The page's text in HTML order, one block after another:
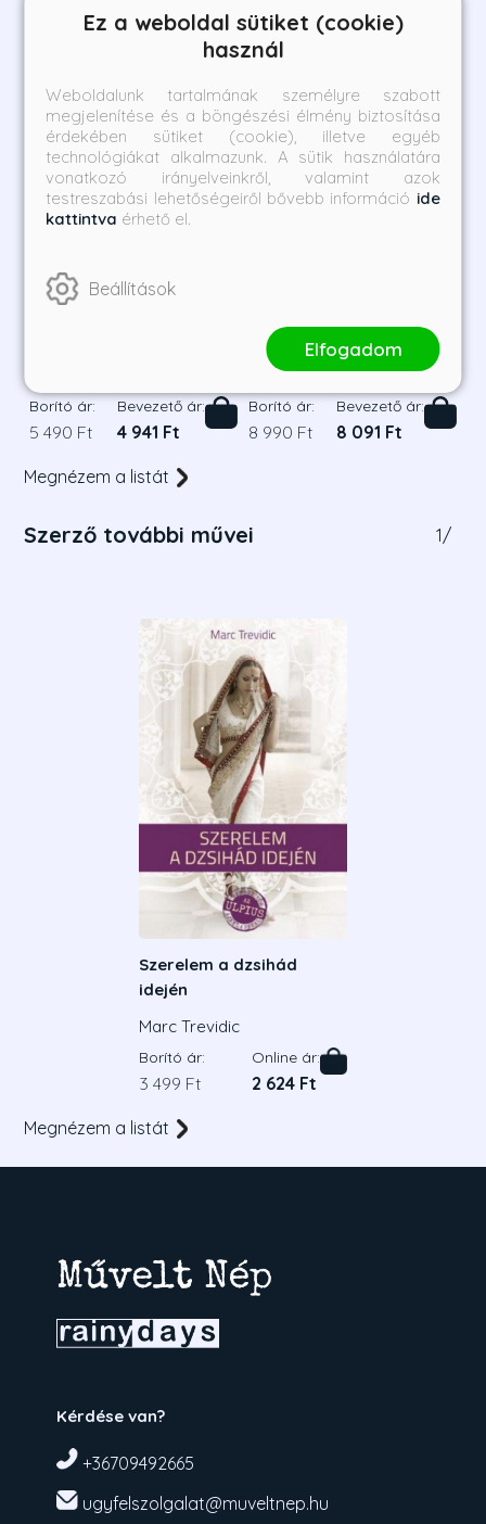
Borító ár:
5 490 Ft
Bevezető ár:
4 941 Ft
rögeszméje
Alison Weir
Borító ár:
8 990 Ft
Bevezető ár:
8 091 Ft
Megnézem a listát
Szerző további művei 1/
Szerelem a dzsihád
idején
Marc Trevidic
Borító ár:
3 499 Ft
Online ár:
2 624 Ft
Megnézem a listát
Kérdése van?
+36709492665
ugyfelszolgalat@muveltnep.hu
Ez a weboldal sütiket (cookie)
használ
Weboldalunk tartalmának személyre szabott
megjelenítése és a böngészési élmény biztosítása
érdekében sütiket (cookie), illetve egyéb
technológiákat alkalmazunk. A sütik használatára
vonatkozó irányelveinkről, valamint azok
testreszabási lehetőségeiről bővebb információ ide
kattintva érhető el.
Beállítások
Elfogadom